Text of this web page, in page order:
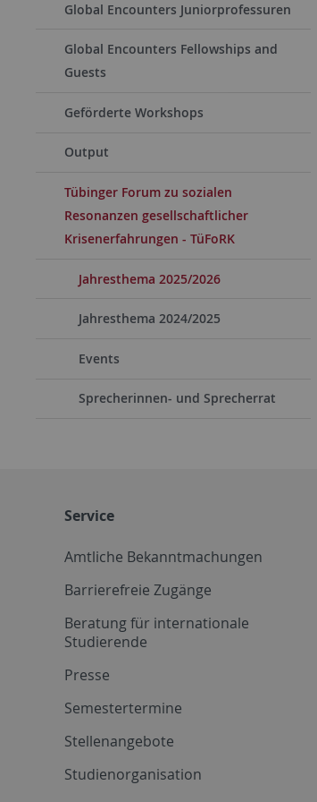
Global Encounters Juniorprofessuren
Global Encounters Fellowships and
Guests
Geförderte Workshops
Output
Tübinger Forum zu sozialen
Resonanzen gesellschaftlicher
Krisenerfahrungen - TüFoRK
Jahresthema 2025/2026
Jahresthema 2024/2025
Events
Sprecherinnen- und Sprecherrat
Service
Amtliche Bekanntmachungen
Barrierefreie Zugänge
Beratung für internationale
Studierende
Presse
Semestertermine
Stellenangebote
Studienorganisation